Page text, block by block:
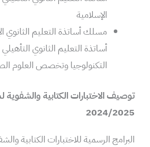
الإسلامية
مسلك أساتذة التعليم
أساتذة التعليم الثانوي
التكنولوجيا وتخصص العلوم
توصيف الاختبارات الكتابية والشفوية
2024/2025
البرامج الرسمية للاختبارات الكتابية